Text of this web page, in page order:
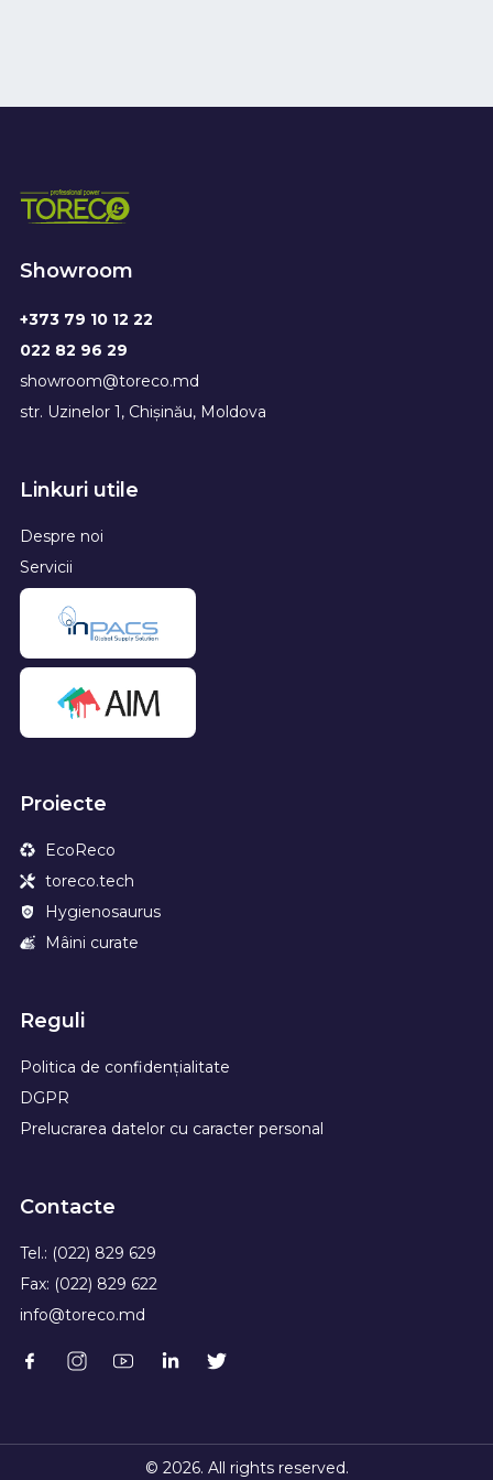
Showroom
+373 79 10 12 22
022 82 96 29
showroom@toreco.md
str. Uzinelor 1, Chișinău, Moldova
Linkuri utile
Despre noi
Servicii
Proiecte
EcoReco
toreco.tech
Hygienosaurus
Mâini curate
Reguli
Politica de confidențialitate
DGPR
Prelucrarea datelor cu caracter personal
Contacte
Tel.: (022) 829 629
Fax: (022) 829 622
info@toreco.md
© 2026. All rights reserved.